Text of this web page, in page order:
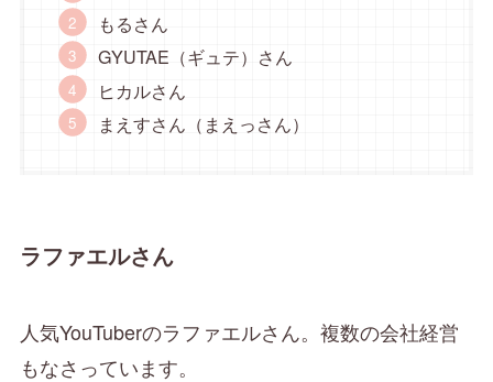
もるさん
GYUTAE（ギュテ）さん
ヒカルさん
まえすさん（まえっさん）
ラファエルさん
人気YouTuberのラファエルさん。複数の会社経営
もなさっています。